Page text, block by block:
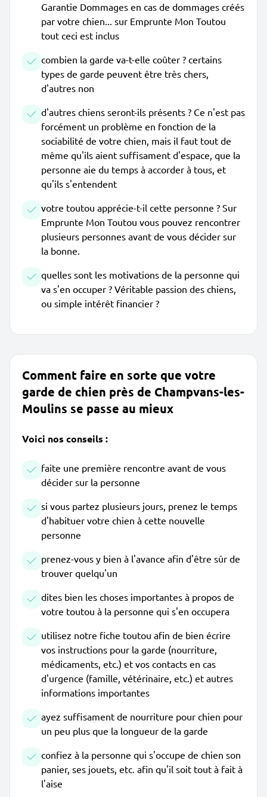
Garantie Dommages en cas de dommages créés
par votre chien... sur Emprunte Mon Toutou
tout ceci est inclus
combien la garde va-t-elle coûter ? certains
types de garde peuvent être très chers,
d'autres non
d'autres chiens seront-ils présents ? Ce n'est pas
forcément un problème en fonction de la
sociabilité de votre chien, mais il faut tout de
même qu'ils aient suffisament d'espace, que la
personne aie du temps à accorder à tous, et
qu'ils s'entendent
votre toutou apprécie-t-il cette personne ? Sur
Emprunte Mon Toutou vous pouvez rencontrer
plusieurs personnes avant de vous décider sur
la bonne.
quelles sont les motivations de la personne qui
va s'en occuper ? Véritable passion des chiens,
ou simple intérêt financier ?
Comment faire en sorte que votre
garde de chien près de Champvans-les-
Moulins se passe au mieux
Voici nos conseils :
faite une première rencontre avant de vous
décider sur la personne
si vous partez plusieurs jours, prenez le temps
d'habituer votre chien à cette nouvelle
personne
prenez-vous y bien à l'avance afin d'être sûr de
trouver quelqu'un
dites bien les choses importantes à propos de
votre toutou à la personne qui s'en occupera
utilisez notre fiche toutou afin de bien écrire
vos instructions pour la garde (nourriture,
médicaments, etc.) et vos contacts en cas
d'urgence (famille, vétérinaire, etc.) et autres
informations importantes
ayez suffisament de nourriture pour chien pour
un peu plus que la longueur de la garde
confiez à la personne qui s'occupe de chien son
panier, ses jouets, etc. afin qu'il soit tout à fait à
l'aise